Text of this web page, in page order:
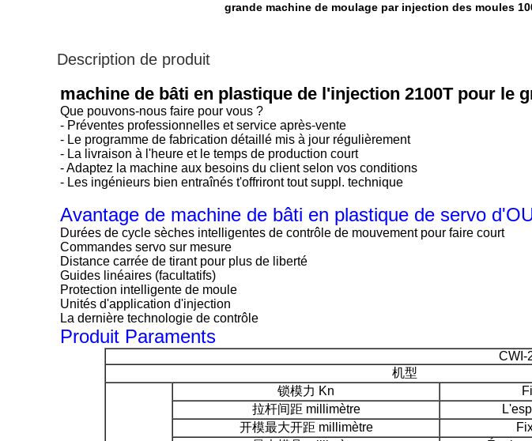
grande machine de moulage par injection des moules
Description de produit
machine de bâti en plastique de l'injection 2100T pour le
Que pouvons-nous faire pour vous ?
- Préventes professionnelles et service après-vente
- Le programme de fabrication détaillé mis à jour régulièrement
- La livraison à l'heure et le temps de production court
- Adaptez la machine aux besoins du client selon vos conditions
- Les ingénieurs bien entraînés t'offriront tout suppl. technique
Avantage de machine de bâti en plastique de servo d'
Durées de cycle sèches intelligentes de contrôle de mouvement pour faire court
Commandes servo sur mesure
Distance carrée de tirant pour plus de liberté
Guides linéaires (facultatifs)
Protection intelligente de moule
Unités d'application d'injection
La dernière technologie de contrôle
Produit Paraments
CWI-
机型
锁模力 Kn
拉杆间距 millimètre
开模最大开距 millimètre